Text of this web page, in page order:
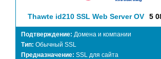
Thawte id210 SSL Web Server OV 5
Подтверждение: Домена и компании
Тип: Обычный SSL
Предназначение: SSL для сайта